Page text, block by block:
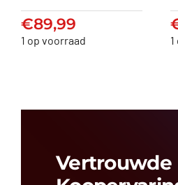
€89,99
€89,99
1 op voorraad
Vertrouwde